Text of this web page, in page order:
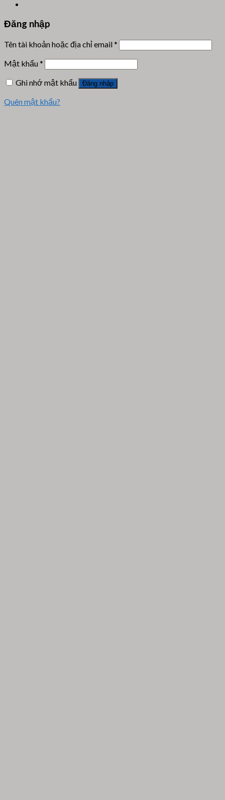
Đăng nhập
Tên tài khoản hoặc địa chỉ email*
Mật khẩu*
Ghi nhớ mật khẩu
Đăng nhập
Quên mật khẩu?